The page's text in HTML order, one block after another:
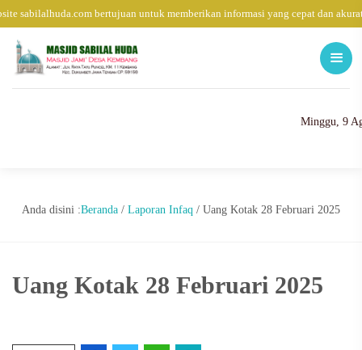
sabilalhuda.com bertujuan untuk memberikan informasi yang cepat dan
Minggu, 9
Anda disini :Beranda / Laporan Infaq / Uang Kotak 28 Februari 2025
Uang Kotak 28 Februari 2025